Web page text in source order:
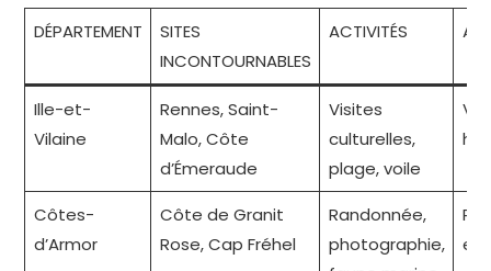
DÉPARTEMENT
SITES
INCONTOURNABLES
ACTIVITÉS
Ille-et-
Vilaine
Rennes, Saint-
Malo, Côte
d’Émeraude
Visites
culturelles,
plage, voile
Côtes-
d’Armor
Côte de Granit
Rose, Cap Fréhel
Randonnée,
photographie,
et